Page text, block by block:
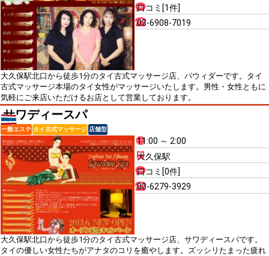
口コミ[1件]
03-6908-7019
大久保駅北口から徒歩1分のタイ古式マッサージ店、パウィダーです。タイ
古式マッサージ本場のタイ女性がマッサージいたします。男性・女性ともに
気軽にご来店いただけるお店として営業しております。
サワディースパ
一般エステ タイ古式マッサージ 店舗型
11:00 ～ 2:00
大久保駅
口コミ[0件]
03-6279-3929
大久保駅北口から徒歩1分のタイ古式マッサージ店、サワディースパです。
タイの優しい女性たちがアナタのコリを癒やします。ズッシリたまった疲れ